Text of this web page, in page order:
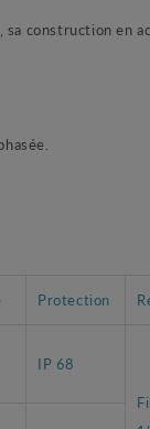
construction en
Protection
IP 68